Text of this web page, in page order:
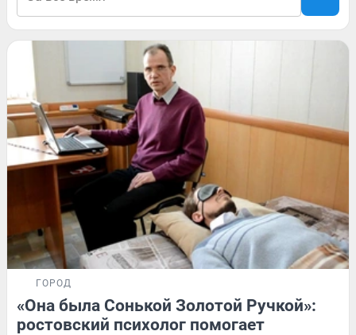
ГОРОД
«Она была Сонькой Золотой Ручкой»:
ростовский психолог помогает